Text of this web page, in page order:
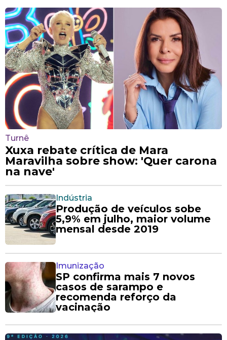
Turnê
Xuxa rebate crítica de Mara
Maravilha sobre show: 'Quer carona
na nave'
Indústria
Produção de veículos sobe
5,9% em julho, maior volume
mensal desde 2019
Imunização
SP confirma mais 7 novos
casos de sarampo e
recomenda reforço da
vacinação